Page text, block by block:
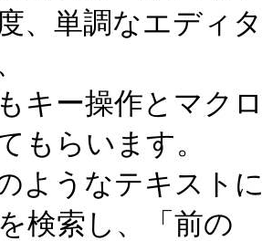
、単調なエディ
キー操作とマク
もらいます。
ようなテキスト
検索し、「前の